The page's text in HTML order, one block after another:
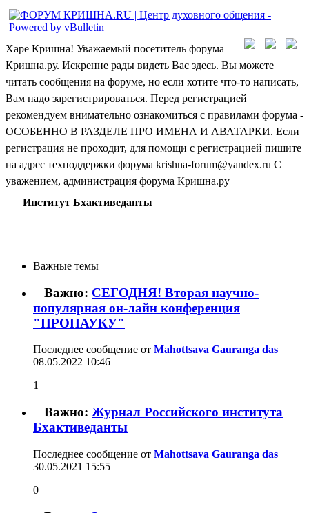
Харе Кришна! Уважаемый посетитель форума
Кришна.ру. Искренне рады видеть Вас здесь. Вы можете
читать сообщения на форуме, но если хотите что-то написать,
Вам надо зарегистрироваться. Перед регистрацией
рекомендуем внимательно ознакомиться с правилами форума -
ОСОБЕННО В РАЗДЕЛЕ ПРО ИМЕНА И АВАТАРКИ. Если
регистрация не проходит, для помощи с регистрацией пишите
на адрес техподдержки форума krishna-forum@yandex.ru С
уважением, администрация форума Кришна.ру
Институт Бхактиведанты
Важные темы
Важно: СЕГОДНЯ! Вторая научно-
популярная он-лайн конференция
"ПРОНАУКУ"
Последнее сообщение от Mahottsava Gauranga das
08.05.2022 10:46
1
Важно: Журнал Российского института
Бхактиведанты
Последнее сообщение от Mahottsava Gauranga das
30.05.2021 15:55
0